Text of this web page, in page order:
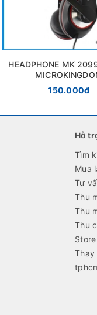
HEADPHONE MK
150.000₫
Hỗ
Tìm
Mua
Tư
Thu
Thu
Thu
Store
Thay